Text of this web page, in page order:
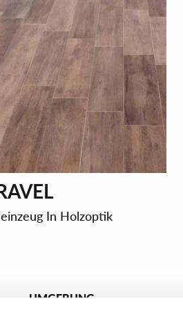
In Holzoptik
UMGEBUNG